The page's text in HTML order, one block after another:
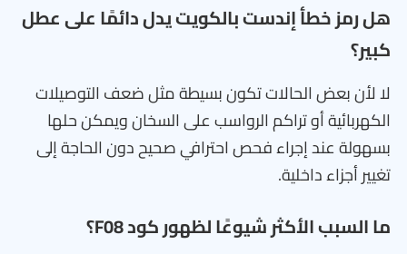
هل رمز خطأ إندست بالكويت يدل دائمًا على عطل
كبير؟
لا لأن بعض الحالات تكون بسيطة مثل ضعف التوصيلات
الكهربائية أو تراكم الرواسب على السخان ويمكن حلها
بسهولة عند إجراء فحص احترافي صحيح دون الحاجة إلى
تغيير أجزاء داخلية.
ما السبب الأكثر شيوعًا لظهور كود F08؟